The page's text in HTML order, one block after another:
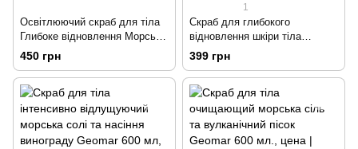
Освітлюючий скраб для тіла
Глибоке відновлення Морська
сіль та гранули лимона
Geomar 600 мл.
450 грн
1
Скраб для глибокого
відновлення шкіри тіла
Geomar 600 гр.
399 грн